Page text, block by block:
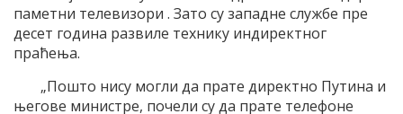
паметни телевизори . Зато су западне службе пре
десет година развиле технику индиректног
праћења.
„Пошто нису могли да прате директно Путина и
његове министре, почели су да прате телефоне